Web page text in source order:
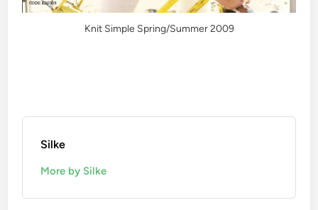
Knit Simple Spring/Summer 2009
Silke
More by Silke